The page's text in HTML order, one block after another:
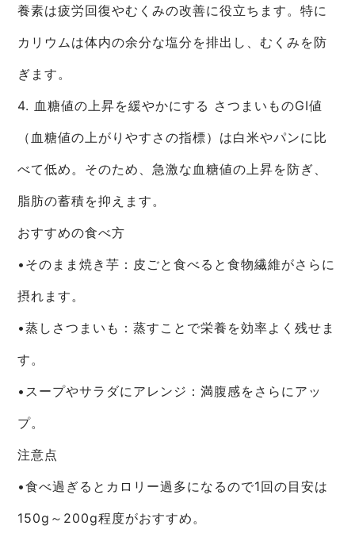
養素は疲労回復やむくみの改善に役立ちます。特に
カリウムは体内の余分な塩分を排出し、むくみを防
ぎます。
4. 血糖値の上昇を緩やかにする さつまいものGI値
（血糖値の上がりやすさの指標）は白米やパンに比
べて低め。そのため、急激な血糖値の上昇を防ぎ、
脂肪の蓄積を抑えます。
おすすめの食べ方
•そのまま焼き芋：皮ごと食べると食物繊維がさらに
摂れます。
•蒸しさつまいも：蒸すことで栄養を効率よく残せま
す。
•スープやサラダにアレンジ：満腹感をさらにアッ
プ。
注意点
•食べ過ぎるとカロリー過多になるので1回の目安は
150g～200g程度がおすすめ。